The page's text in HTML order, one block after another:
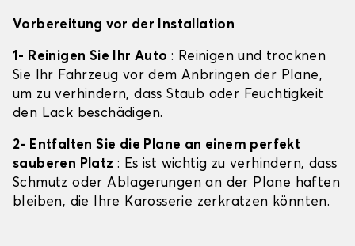
Vorbereitung vor der Installation
1- Reinigen Sie Ihr Auto : Reinigen und trocknen
Sie Ihr Fahrzeug vor dem Anbringen der Plane,
um zu verhindern, dass Staub oder Feuchtigkeit
den Lack beschädigen.
2- Entfalten Sie die Plane an einem perfekt
sauberen Platz: Es ist wichtig zu verhindern, dass
Schmutz oder Ablagerungen an der Plane haften
bleiben, die Ihre Karosserie zerkratzen könnten.